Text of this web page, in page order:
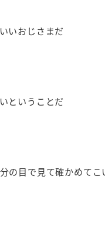
いおじさまだ
ということだ
の目で見て確かめてこ